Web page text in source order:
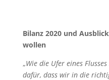
Bilanz 2020 und
wollen
„Wie die Ufer eines
dafür, dass wir in die